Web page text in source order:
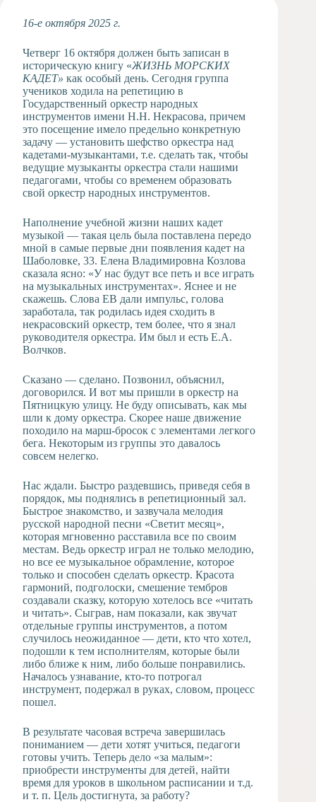
студия
Музыкальное
отделение
Психологическая
Служба
Тьюторская
служба
16-е октября 2025 г.
Четверг 16 октября должен быть записан в
историческую книгу «ЖИЗНЬ МОРСКИХ
КАДЕТ» как особый день. Сегодня группа
учеников ходила на репетицию в
Государственный оркестр народных
инструментов имени Н.Н. Некрасова, причем
это посещение имело предельно конкретную
задачу — установить шефство оркестра над
кадетами-музыкантами, т.е. сделать так, чтобы
ведущие музыканты оркестра стали нашими
педагогами, чтобы со временем образовать
свой оркестр народных инструментов.
Наполнение учебной жизни наших кадет
музыкой — такая цель была поставлена передо
мной в самые первые дни появления кадет на
Шаболовке, 33. Елена Владимировна Козлова
сказала ясно: «У нас будут все петь и все играть
на музыкальных инструментах». Яснее и не
скажешь. Слова ЕВ дали импульс, голова
заработала, так родилась идея сходить в
некрасовский оркестр, тем более, что я знал
руководителя оркестра. Им был и есть Е.А.
Волчков.
Сказано — сделано. Позвонил, объяснил,
договорился. И вот мы пришли в оркестр на
Пятницкую улицу. Не буду описывать, как мы
шли к дому оркестра. Скорее наше движение
походило на марш-бросок с элементами легкого
бега. Некоторым из группы это давалось
совсем нелегко.
Нас ждали. Быстро раздевшись, приведя себя в
порядок, мы поднялись в репетиционный зал.
Быстрое знакомство, и зазвучала мелодия
русской народной песни «Светит месяц»,
которая мгновенно расставила все по своим
местам. Ведь оркестр играл не только мелодию,
но все ее музыкальное обрамление, которое
только и способен сделать оркестр. Красота
гармоний, подголоски, смешение тембров
создавали сказку, которую хотелось все «читать
и читать». Сыграв, нам показали, как звучат
отдельные группы инструментов, а потом
случилось неожиданное — дети, кто что хотел,
подошли к тем исполнителям, которые были
либо ближе к ним, либо больше понравились.
Началось узнавание, кто-то потрогал
инструмент, подержал в руках, словом, процесс
пошел.
В результате часовая встреча завершилась
пониманием — дети хотят учиться, педагоги
готовы учить. Теперь дело «за малым»:
приобрести инструменты для детей, найти
время для уроков в школьном расписании и т.д.
и т. п. Цель достигнута, за работу?